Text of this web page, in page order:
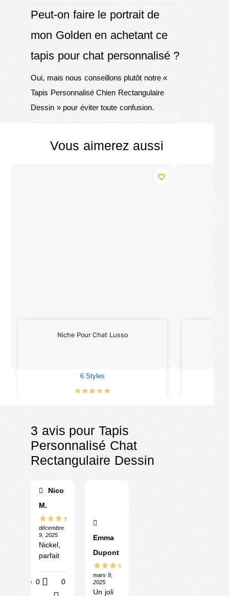
Peut-on faire le portrait de
mon Golden en achetant ce
tapis pour chat personnalisé ?
Oui, mais nous conseillons plutôt notre «
Tapis Personnalisé Chien Rectangulaire
Dessin » pour éviter toute confusion.
Vous aimerez aussi
Niche Pour Chat Lusso
6 Styles
Sac
3 avis pour Tapis
Personnalisé Chat
Rectangulaire Dessin
Nico
M.
décembre
9, 2025
Nickel,
parfait
Utile 0 0
Emma
Dupont
mars 9,
2025
Un joli